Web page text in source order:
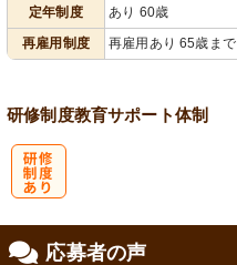
定年制度
あり 60歳
再雇用制度
再雇用あり 65歳まで
研修制度教育サポート体制
応募者の声